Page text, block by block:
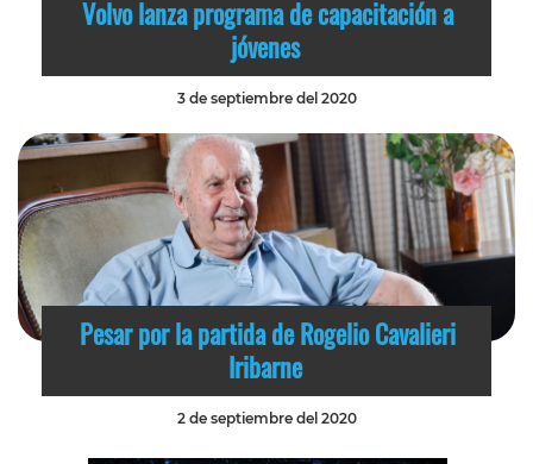
Volvo lanza programa de capacitación a
jóvenes
3 de septiembre del 2020
Pesar por la partida de Rogelio Cavalieri
Iribarne
2 de septiembre del 2020